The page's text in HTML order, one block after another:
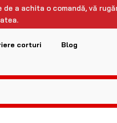
a achita o comandă, vă
corturi Blog